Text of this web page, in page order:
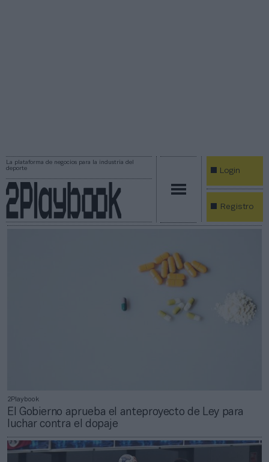
La plataforma de negocios para la industria del
deporte
Login
Registro
2Playbook
El Gobierno aprueba el anteproyecto de Ley para
luchar contra el dopaje